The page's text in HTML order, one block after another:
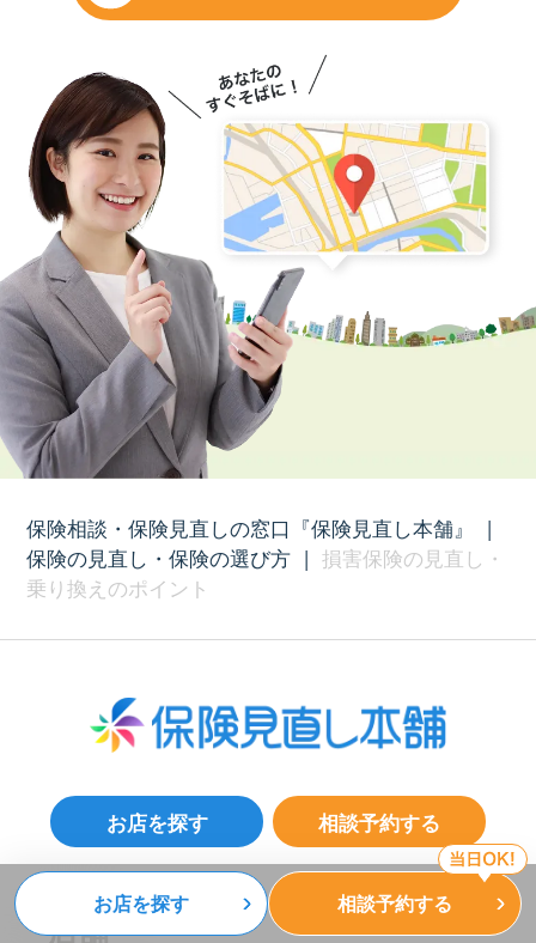
相談予約する
お店を探す
保険相談・保険見直しの窓口『保険見直し本舗』
|
保険の見直し・保険の選び方 | 損害保険の見直し・
乗り換えのポイント
相談予約する
お店を探す
店舗